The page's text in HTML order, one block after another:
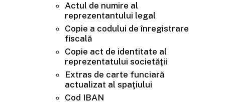
Actul de numire al
reprezentantului legal
Copie a codului de înregistrare
fiscală
Copie act de identitate al
reprezentatului societăţii
Extras de carte funciară
actualizat al spaţiului
Cod IBAN